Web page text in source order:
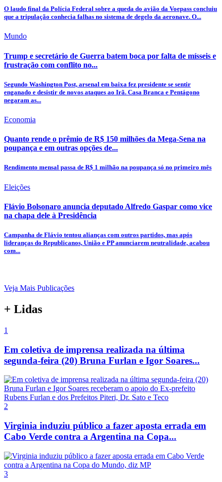
O laudo final da Polícia Federal sobre a queda do avião da Voepass concluiu
que a tripulação conhecia falhas no sistema de degelo da aeronave. O...
Mundo
Trump e secretário de Guerra batem boca por falta de mísseis e
frustração com conflito no...
Segundo Washington Post, arsenal em baixa fez presidente se sentir
enganado e desistir de novos ataques ao Irã. Casa Branca e Pentágono
negaram as...
Economia
Quanto rende o prêmio de R$ 150 milhões da Mega-Sena na
poupança e em outras opções de...
Rendimento mensal passa de R$ 1 milhão na poupança só no primeiro mês
Eleições
Flávio Bolsonaro anuncia deputado Alfredo Gaspar como vice
na chapa dele à Presidência
Campanha de Flávio tentou alianças com outros partidos, mas após
lideranças do Republicanos, União e PP anunciarem neutralidade, acabou
com...
Veja Mais Publicações
+ Lidas
1
Em coletiva de imprensa realizada na última
segunda-feira (20) Bruna Furlan e Igor Soares...
2
Virginia induziu público a fazer aposta errada em
Cabo Verde contra a Argentina na Copa...
3